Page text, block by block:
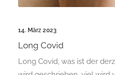
14. März 2023
Long Covid
Long Covid, was ist der